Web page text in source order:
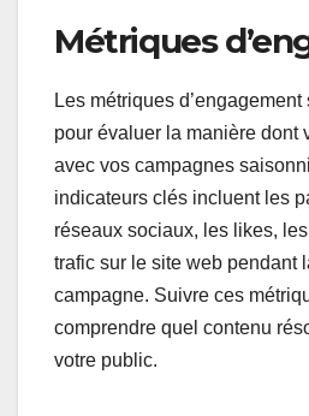
Métriques
Les métriques
pour évaluer la manière dont
avec vos campagnes
indicateurs clés incluent les
réseaux sociaux, les likes,
trafic sur le site web pendant
campagne. Suivre ces
comprendre quel contenu
votre public.